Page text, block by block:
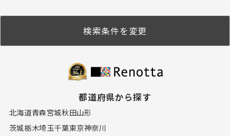
検索条件を変更
都道府県から探す
北海道青森宮城秋田山形
茨城栃木埼玉千葉東京神奈川